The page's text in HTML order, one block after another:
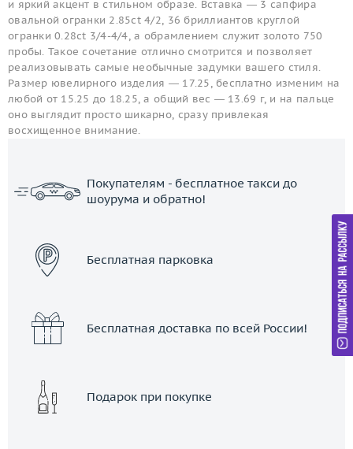
и яркий акцент в стильном образе. Вставка — 3 сапфира
овальной огранки 2.85ct 4/2, 36 бриллиантов круглой
огранки 0.28ct 3/4-4/4, а обрамлением служит золото 750
пробы. Такое сочетание отлично смотрится и позволяет
реализовывать самые необычные задумки вашего стиля.
Размер ювелирного изделия — 17.25, бесплатно изменим на
любой от 15.25 до 18.25, а общий вес — 13.69 г, и на пальце
оно выглядит просто шикарно, сразу привлекая
восхищенное внимание.
Покупателям - бесплатное такси до
шоурума и обратно!
Бесплатная парковка
Бесплатная доставка по всей России!
Подарок при покупке